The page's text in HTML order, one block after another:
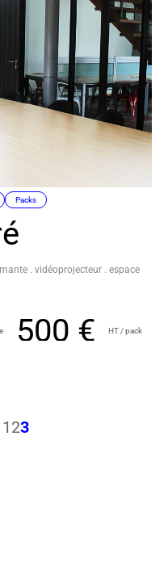
Packs
. vidéoprojecteur . espace
500 € HT / pack
1 23